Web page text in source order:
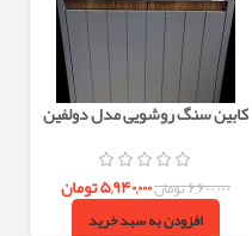
کابین سنگ روشویی مدل دولفین
۶,۶۰۰,۰۰۰تومان۵,۹۴۰,۰۰۰تومان
افزودن به سبد خرید